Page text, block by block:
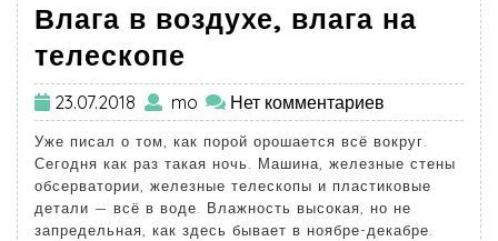
Влага в воздухе, влага на
телескопе
23.07.2018 mo Нет комментариев
Уже писал о том, как порой орошается всё вокруг.
Сегодня как раз такая ночь. Машина, железные стены
обсерватории, железные телескопы и пластиковые
детали — всё в воде. Влажность высокая, но не
запредельная, как здесь бывает в ноябре-декабре.